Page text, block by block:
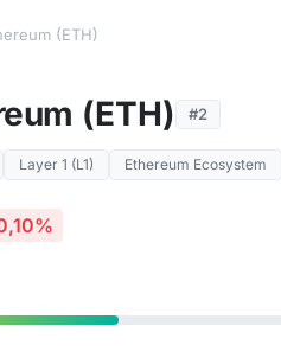
(ETH)
(ETH) #2
Layer 1 (L1) Ethereum Ecosystem